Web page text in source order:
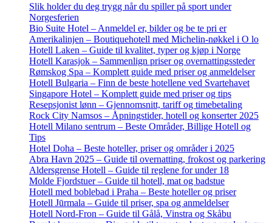
Slik holder du deg trygg når du spiller på sport under
Norgesferien
Bio Suite Hotel – Anmeldel er, bilder og be te pri er
Amerikalinjen – Boutiquehotell med Michelin-nøkkel i O lo
Hotell Laken – Guide til kvalitet, typer og kjøp i Norge
Hotell Karasjok – Sammenlign priser og overnattingssteder
Rømskog Spa – Komplett guide med priser og anmeldelser
Hotell Bulgaria – Finn de beste hotellene ved Svartehavet
Singapore Hotel – Komplett guide med priser og tips
Resepsjonist lønn – Gjennomsnitt, tariff og timebetaling
Rock City Namsos – Åpningstider, hotell og konserter 2025
Hotell Milano sentrum – Beste Områder, Billige Hotell og
Tips
Hotel Doha – Beste hoteller, priser og områder i 2025
Abra Havn 2025 – Guide til overnatting, frokost og parkering
Aldersgrense Hotell – Guide til reglene for under 18
Molde Fjordstuer – Guide til hotell, mat og badstue
Hotell med boblebad i Praha – Beste hoteller og priser
Hotell Jūrmala – Guide til priser, spa og anmeldelser
Hotell Nord-Fron – Guide til Gålå, Vinstra og Skåbu